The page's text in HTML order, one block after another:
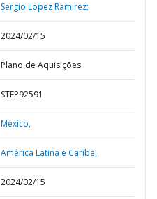
Sergio Lopez Ramirez;
2024/02/15
Plano de Aquisições
STEP92591
México,
América Latina e Caribe,
2024/02/15